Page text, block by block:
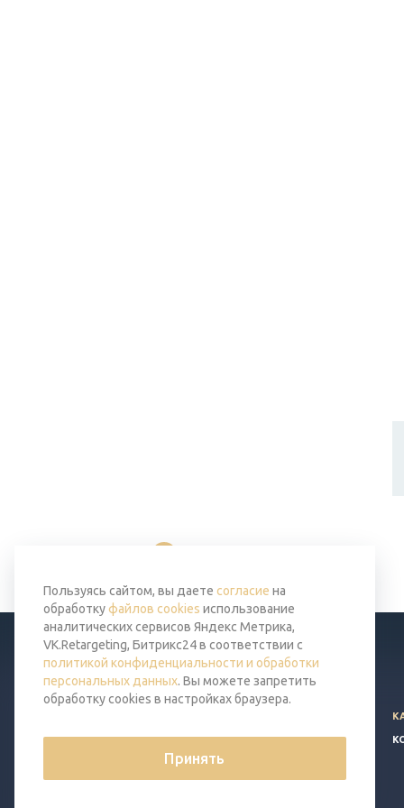
Политика конфиденциальности
Пользуясь сайтом, вы даете согласие на
обработкуфайлов cookies использование
аналитических сервисов Яндекс Метрика,
VK.Retargeting, Битрикс24 в соответствии с
политикой конфиденциальности и обработки
персональных данных. Вы можете запретить
обработку cookies в настройках браузера.
Принять